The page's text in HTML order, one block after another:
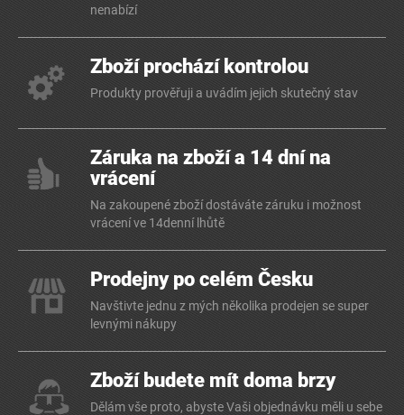
nenabízí
Zboží prochází kontrolou
Produkty prověřuji a uvádím jejich skutečný stav
Záruka na zboží a 14 dní na
vrácení
Na zakoupené zboží dostáváte záruku i možnost
vrácení ve 14denní lhůtě
Prodejny po celém Česku
Navštivte jednu z mých několika prodejen se super
levnými nákupy
Zboží budete mít doma brzy
Dělám vše proto, abyste Vaši objednávku měli u sebe